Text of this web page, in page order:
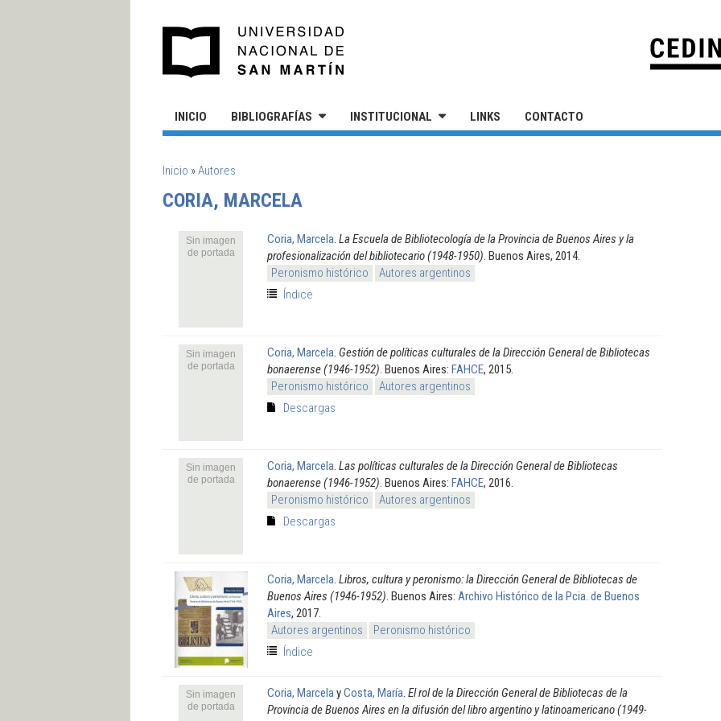
INICIO BIBLIOGRAFÍAS INSTITUCIONAL LINKS CONTACTO
SE ENCUENTRA USTED AQUÍ
Inicio »Autores
CORIA, MARCELA
Sin imagen
de portada
Coria, Marcela La Escuela de Bibliotecología de la Provincia de Buenos Aires y la
profesionalización del bibliotecario (1948-1950) . Buenos Aires, 2014.
Peronismo histórico
Autores argentinos
Índice
Sin imagen
de portada
Coria, Marcela Gestión de políticas culturales de la Dirección General de Bibliotecas
bonaerense (1946-1952) . Buenos Aires: FAHCE, 2015.
Peronismo histórico
Autores argentinos
Descargas
Sin imagen
de portada
Coria, Marcela Las políticas culturales de la Dirección General de Bibliotecas
bonaerense (1946-1952) . Buenos Aires: FAHCE, 2016.
Peronismo histórico
Autores argentinos
Descargas
Coria, Marcela Libros, cultura y peronismo: la Dirección General de Bibliotecas de
Buenos Aires (1946-1952) . Buenos Aires: Archivo Histórico de la Pcia. de Buenos
Aires, 2017.
Autores argentinos
Peronismo histórico
Índice
Sin imagen
de portada
Coria, Marcela yCosta, María El rol de la Dirección General de Bibliotecas de la
Provincia de Buenos Aires en la difusión del libro argentino y latinoamericano (1949-